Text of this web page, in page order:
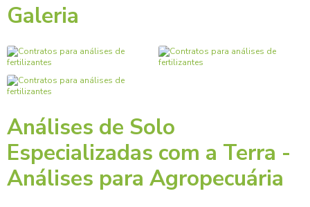
Galeria
Análises de Solo
Especializadas com a Terra -
Análises para Agropecuária